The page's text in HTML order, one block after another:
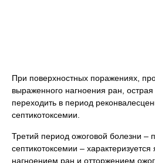
При поверхностных поражениях,
выраженного нагноения ран,
переходить в период
септикотоксемии.
Третий период ожоговой болезни –
септикотоксемии –
нагноением ран и отторжением